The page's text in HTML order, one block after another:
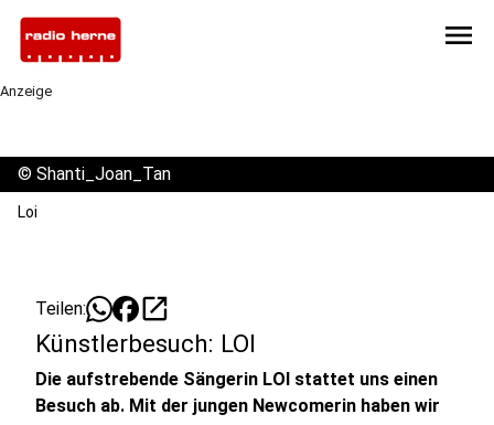
menu
Anzeige
© Shanti_Joan_Tan
Loi
Teilen: open_in_new
Künstlerbesuch: LOI
Die aufstrebende Sängerin LOI stattet uns einen
Besuch ab. Mit der jungen Newcomerin haben wir